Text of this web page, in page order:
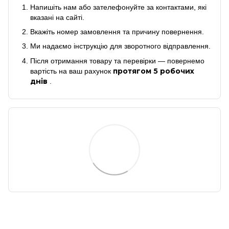
Напишіть нам або зателефонуйте за контактами, які
вказані на сайті.
Вкажіть номер замовлення та причину повернення.
Ми надаємо інструкцію для зворотного відправлення.
Після отримання товару та перевірки — повернемо
вартість на ваш рахунок протягом 5 робочих
днів